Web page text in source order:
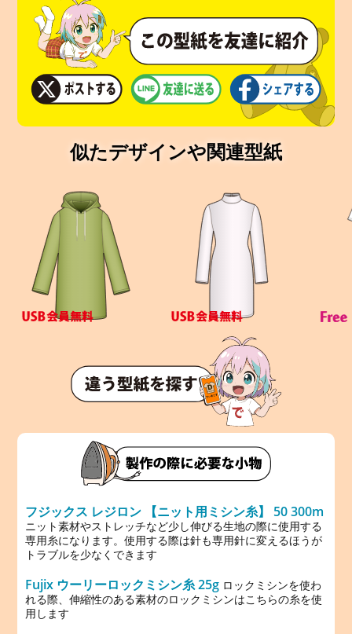
似たデザインや関連型紙
フジックス レジロン 【ニット用ミシン糸】 50 300m
ニット素材やストレッチなど少し伸びる生地の際に使用する
専用糸になります。使用する際は針も専用針に変えるほうが
トラブルを少なくできます
Fujix ウーリーロックミシン糸 25g ロックミシンを使わ
れる際、伸縮性のある素材のロックミシンはこちらの糸を使
用します